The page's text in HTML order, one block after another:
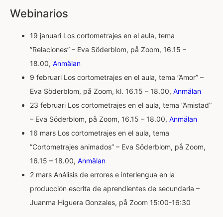
Webinarios
19 januari Los cortometrajes en el aula, tema
”Relaciones” – Eva Söderblom, på Zoom, 16.15 –
18.00, Anmälan
9 februari Los cortometrajes en el aula, tema ”Amor” –
Eva Söderblom, på Zoom, kl. 16.15 – 18.00, Anmälan
23 februari Los cortometrajes en el aula, tema ”Amistad”
– Eva Söderblom, på Zoom, 16.15 – 18.00, Anmälan
16 mars Los cortometrajes en el aula, tema
”Cortometrajes animados” – Eva Söderblom, på Zoom,
16.15 – 18.00, Anmälan
2 mars Análisis de errores e interlengua en la
producción escrita de aprendientes de secundaria –
Juanma Higuera Gonzales, på Zoom 15:00-16:30